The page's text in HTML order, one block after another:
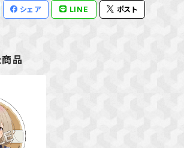
シェア LINE ポスト
商品